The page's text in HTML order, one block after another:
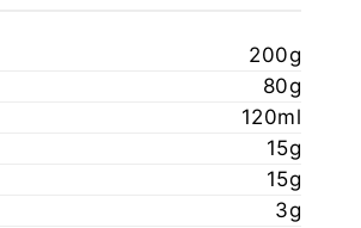
200g
80g
120ml
15g
15g
3g